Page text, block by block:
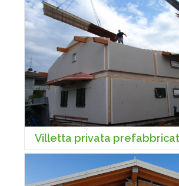
Villetta privata